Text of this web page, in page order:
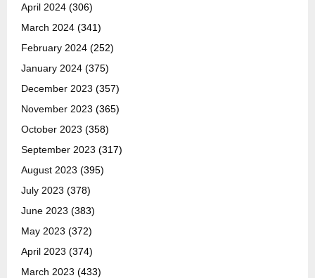
April 2024 (306)
March 2024 (341)
February 2024 (252)
January 2024 (375)
December 2023 (357)
November 2023 (365)
October 2023 (358)
September 2023 (317)
August 2023 (395)
July 2023 (378)
June 2023 (383)
May 2023 (372)
April 2023 (374)
March 2023 (433)